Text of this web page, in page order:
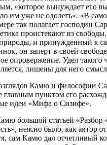
«которое вынуждает его
им уже не одолеть». «В
так полагает господин
проистекают из
и принужденный к
он заперт в своей
опровержение. Удел такого
лишены для него
Камю и философии
главным пунктом его
идеи «Мифа о Сизифе».
большой статьей
неясно было, как автор
сам Камю дал отчетливый